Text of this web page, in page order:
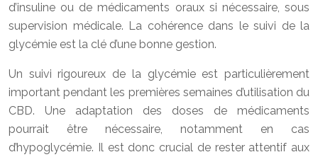
d’insuline ou de médicaments oraux si nécessaire, sous
supervision médicale. La cohérence dans le suivi de la
glycémie est la clé d’une bonne gestion.
Un suivi rigoureux de la glycémie est particulièrement
important pendant les premières semaines d’utilisation du
CBD. Une adaptation des doses de médicaments
pourrait être nécessaire, notamment en cas
d’hypoglycémie. Il est donc crucial de rester attentif aux